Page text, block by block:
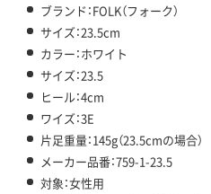
ブランド：FOLK（フォーク）
サイズ：23.5cm
カラー：ホワイト
サイズ：23.5
ヒール：4cm
ワイズ：3E
片足重量：145g（23.5cmの場合）
メーカー品番：759-1-23.5
対象：女性用